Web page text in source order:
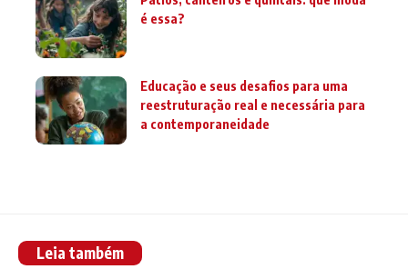
é essa?
Educação e seus desafios para uma
reestruturação real e necessária para
a contemporaneidade
Leia também